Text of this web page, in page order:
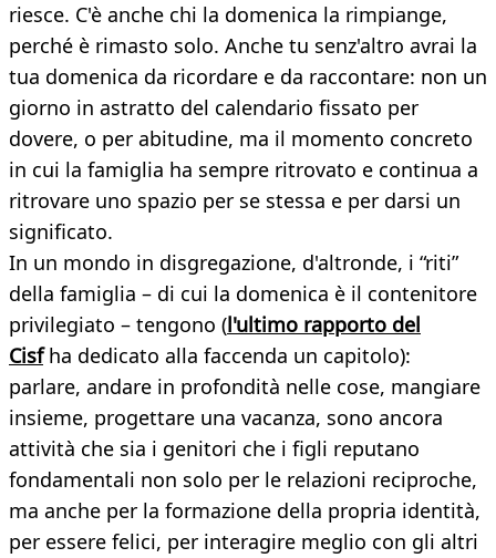
riesce. C'è anche chi la domenica la rimpiange,
perché è rimasto solo. Anche tu senz'altro avrai la
tua domenica da ricordare e da raccontare: non un
giorno in astratto del calendario fissato per
dovere, o per abitudine, ma il momento concreto
in cui la famiglia ha sempre ritrovato e continua a
ritrovare uno spazio per se stessa e per darsi un
significato.
In un mondo in disgregazione, d'altronde, i “riti”
della famiglia – di cui la domenica è il contenitore
privilegiato – tengono (l'ultimo rapporto del
Cisfha dedicato alla faccenda un capitolo):
parlare, andare in profondità nelle cose, mangiare
insieme, progettare una vacanza, sono ancora
attività che sia i genitori che i figli reputano
fondamentali non solo per le relazioni reciproche,
ma anche per la formazione della propria identità,
per essere felici, per interagire meglio con gli altri